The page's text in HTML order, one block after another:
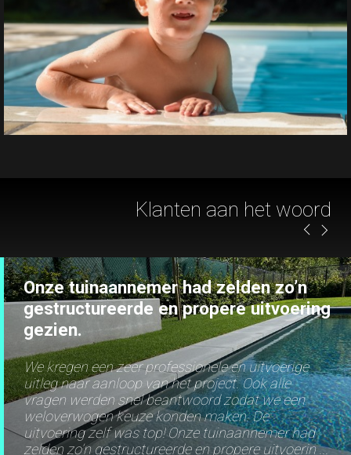
Onze tuinaannemer had zelden zo’n
gestructureerde en propere uitvoering
gezien.
We kregen een zeer professionele en uitvoerige
uitleg naar aanloop van het project. Ook alle
vragen werden snel beantwoord zodat we een
weloverwogen keuze konden maken. De
uitvoering zelf was top! Onze tuinaannemer had
zelden zo’n gestructureerde en propere uitvoerin ...